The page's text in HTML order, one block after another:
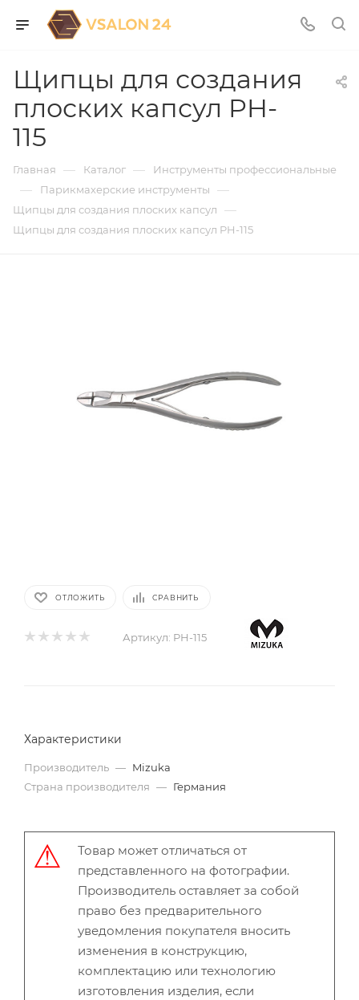
Щипцы для создания
плоских капсул PH-
115
Главная — Каталог — Инструменты профессиональные
— Парикмахерские инструменты —
Щипцы для создания плоских капсул —
Щипцы для создания плоских капсул PH-115
ОТЛОЖИТЬ СРАВНИТЬ
Артикул: PH-115
Характеристики
Производитель — Mizuka
Страна производителя — Германия
Товар может отличаться от
представленного на фотографии.
Производитель оставляет за собой
право без предварительного
уведомления покупателя вносить
изменения в конструкцию,
комплектацию или технологию
изготовления изделия, если